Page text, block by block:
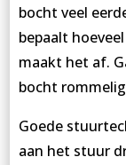
bocht veel
bepaalt
maakt het af.
bocht
Goede
aan het stuur